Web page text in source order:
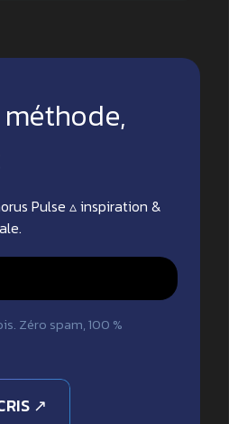
Pulse ▵ inspiration &
Zéro spam, 100 %
↗